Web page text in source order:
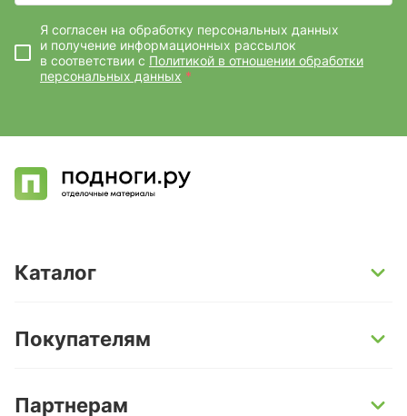
Я согласен на обработку персональных данных
и получение информационных рассылок
в соответствии с Политикой в отношении обработки
персональных данных *
Каталог
Кварц-винил и LVT-плитка
Ламинат
Покупателям
Условия доставки
Партнерам